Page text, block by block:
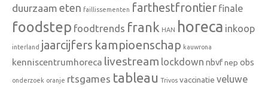
duurzaam eten faillissementen farthestfrontier finale
foodstep foodtrends frank HAN horeca inkoop
interland jaarcijfers kampioenschap kauwrona
kenniscentrumhoreca livestream lockdown nbvfnep obs
onderzoek oranje rtsgames tableau Trivos vaccinatie veluwe